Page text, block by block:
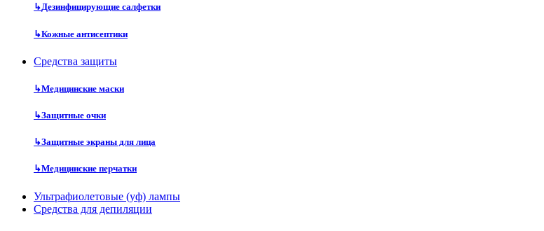
↳Дезинфицирующие салфетки
↳Кожные антисептики
Средства защиты
↳Медицинские маски
↳Защитные очки
↳Защитные экраны для лица
↳Медицинские перчатки
Ультрафиолетовые (уф) лампы
Средства для депиляции